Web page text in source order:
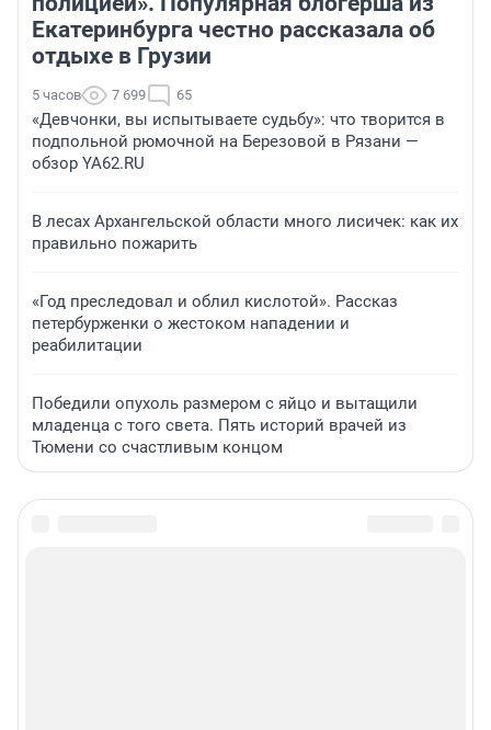
Екатеринбурга честно рассказала об
отдыхе в Грузии
5 часов 7 699 65
«Девчонки, вы испытываете судьбу»: что творится в
подпольной рюмочной на Березовой в Рязани —
обзор YA62.RU
В лесах Архангельской области много лисичек: как их
правильно пожарить
«Год преследовал и облил кислотой». Рассказ
петербурженки о жестоком нападении и
реабилитации
Победили опухоль размером с яйцо и вытащили
младенца с того света. Пять историй врачей из
Тюмени со счастливым концом